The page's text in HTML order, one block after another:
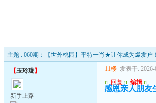
主题 : 060期：【世外桃园】平特一肖★让你成为爆发户！
【玉玲珑】
新手上路
11楼 发表于: 2026-
u 回复 u 编辑 u
感恩亲人朋友